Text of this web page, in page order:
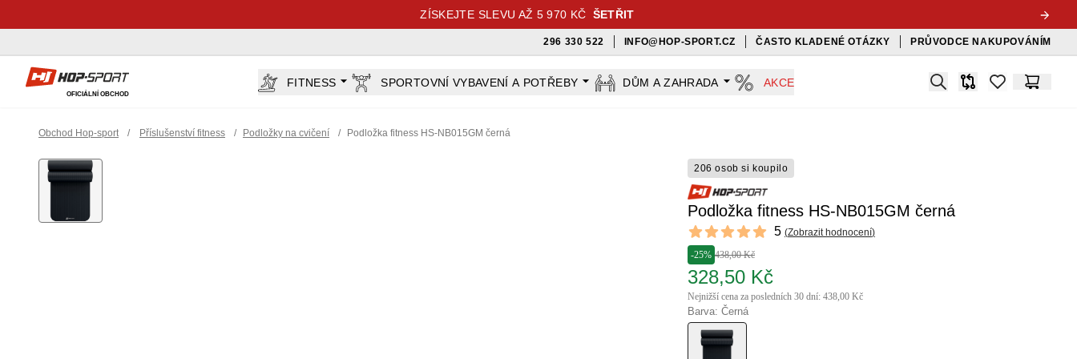
ZÍSKEJTE SLEVU AŽ 5 970 KČ ŠETŘIT
296 330 522 INFO@HOP-SPORT.CZ ČASTO KLADENÉ OTÁZKY PRŮVODCE NAKUPOVÁNÍM
Hop-Sport.cz
OFICIÁLNÍ OBCHOD
FITNESS SPORTOVNÍ VYBAVENÍ A POTŘEBY DŮM A ZAHRADA AKCE Search
Srovnávačitems inKošík
Obchod Hop-sport / Příslušenství fitness / Podložky na cvičení / Podložka fitness HS-NB015GM černá
206 osob si koupilo
Podložka fitness HS-NB015GM černá
Reviews
5 out of 5 stars 5 (Zobrazit hodnocení)
-25% 438,00 Kč
328,50 Kč
Nejnižší cena za posledních 30 dní: 438,00 Kč
Barva: Černá